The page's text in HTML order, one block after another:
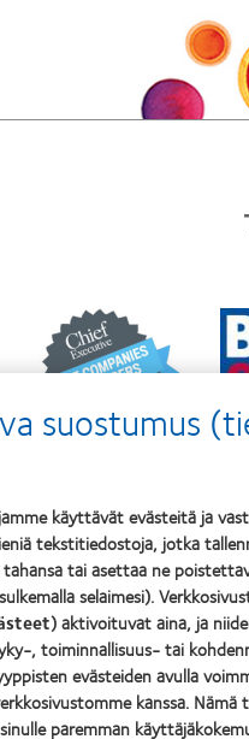
Learn
more
about
Best
for
2010
(2012)
2011
ja näkö
käyttäjä
käyttäjä
suostumus
käyttävät evästeitä ja
tekstitiedostoja, jotka
tai asettaa ne
selaimesi).
) aktivoituvat aina, ja
, toiminnallisuus- tai
evästeiden avulla
kanssa.
paremman